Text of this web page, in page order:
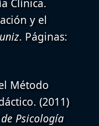
Clínica.
y el
. Páginas:
Método
(2011)
Psicología